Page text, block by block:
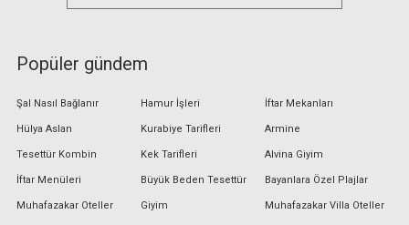
Popüler gündem
Şal Nasıl Bağlanır
Hülya Aslan
Tesettür Kombin
İftar Menüleri
Muhafazakar Oteller
Hamur İşleri
Kurabiye Tarifleri
Kek Tarifleri
Büyük Beden Tesettür
Giyim
İftar Mekanları
Armine
Alvina Giyim
Bayanlara Özel Plajlar
Muhafazakar Villa Oteller